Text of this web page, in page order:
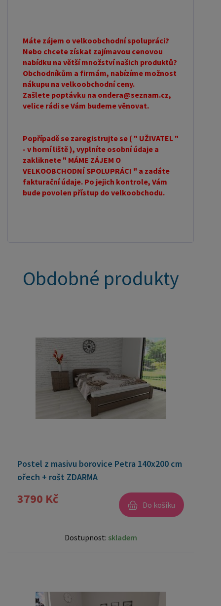
Máte zájem o velkoobchodní spolupráci?
Nebo chcete získat zajímavou cenovou
nabídku na větší množství našich produktů?
Obchodníkům a firmám, nabízíme možnost
nákupu na velkoobchodní ceny.
Zašlete poptávku na ondera@seznam.cz,
velice rádi se Vám budeme věnovat.
Popřípadě se zaregistrujte se ( " UŽIVATEL "
- v horní liště ), vyplníte osobní údaje a
zakliknete " MÁME ZÁJEM O
VELKOOBCHODNÍ SPOLUPRÁCI " a zadáte
fakturační údaje. Po jejich kontrole, Vám
bude povolen přístup do velkoobchodu.
Obdobné produkty
Postel z masivu borovice Petra 140x200 cm
ořech + rošt ZDARMA
3790 Kč Do košíku
Dostupnost: skladem